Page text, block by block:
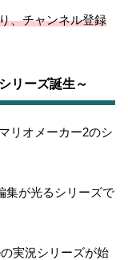
、チャンネル登録
リーズ誕生～
リオメーカー2のシ
集が光るシリーズで
実況シリーズが始